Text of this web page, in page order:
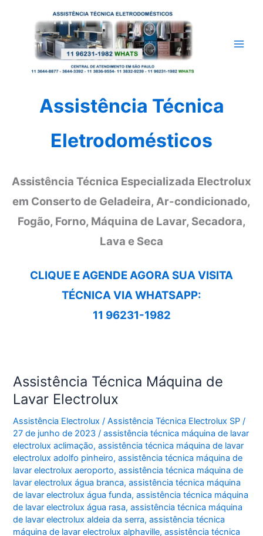
conteúdo
Assistência Técnica
Eletrodomésticos
Assistência Técnica Especializada Electrolux
em Conserto de Geladeira, Ar-condicionado,
Fogão, Forno, Máquina de Lavar, Secadora,
Lava e Seca
CLIQUE E AGENDE AGORA SUA VISITA
TÉCNICA VIA WHATSAPP:
11 96231-1982
Assistência Técnica Máquina de
Lavar Electrolux
Assistência Electrolux /Assistência Técnica Electrolux SP/
27 de junho de 2023/assistência técnica máquina de lavar
electrolux aclimação,assistência técnica máquina de lavar
electrolux adolfo pinheiro,assistência técnica máquina de
lavar electrolux aeroporto,assistência técnica máquina de
lavar electrolux água branca,assistência técnica máquina
de lavar electrolux água funda,assistência técnica máquina
de lavar electrolux água rasa,assistência técnica máquina
de lavar electrolux aldeia da serra,assistência técnica
máquina de lavar electrolux alphaville,assistência técnica